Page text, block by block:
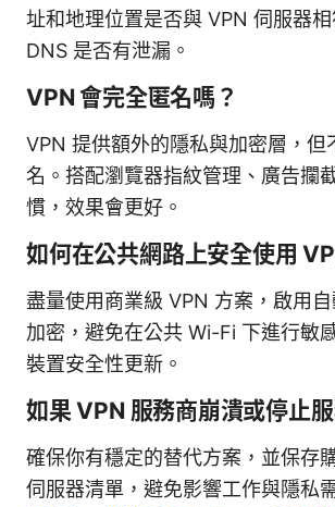
址和地理位置是否與 VPN 伺服器
DNS 是否有泄漏。
VPN 會完全匿名嗎？
VPN 提供額外的隱私與加密層，但
名。搭配瀏覽器指紋管理、廣告攔
慣，效果會更好。
如何在公共網路上安全使用
盡量使用商業級 VPN 方案，啟用
加密，避免在公共 Wi-Fi 下進行敏
裝置安全性更新。
如果 VPN 服務商崩潰或停止
確保你有穩定的替代方案，並保存
伺服器清單，避免影響工作與隱私